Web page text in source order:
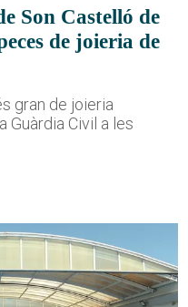
Son Castelló de
de joieria de
gran de joieria
Guàrdia Civil a les